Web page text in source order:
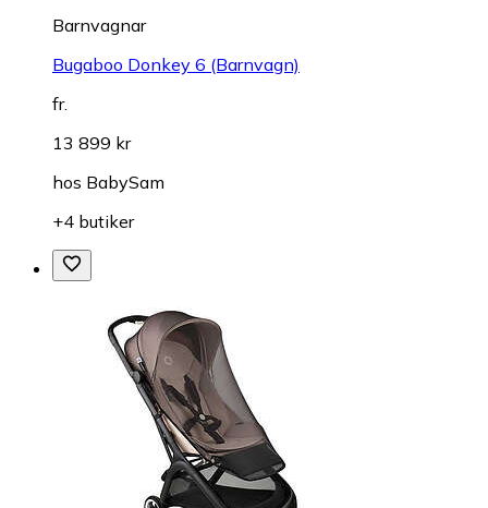
Barnvagnar
Bugaboo Donkey 6 (Barnvagn)
fr.
13 899 kr
hos BabySam
+4 butiker